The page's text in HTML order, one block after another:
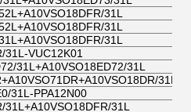
31L
31L
31L
31L-VUC12K01
31L+A10VSO18ED72/31L
31L
31L-PPA12N00
31L+A10VSO18DFR/31L